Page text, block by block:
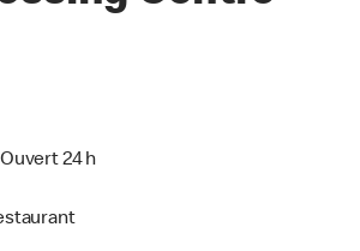
Ouvert 24 h